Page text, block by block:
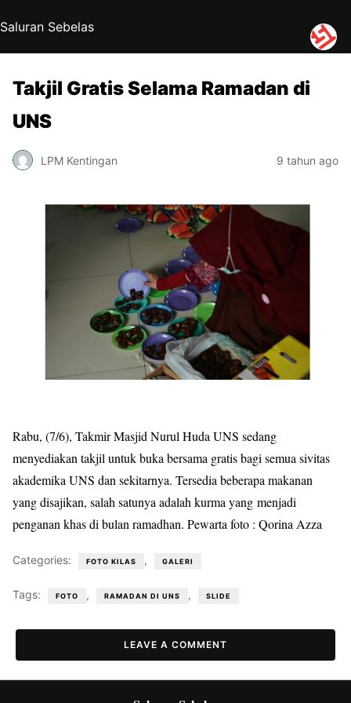
Saluran Sebelas
Takjil Gratis Selama Ramadan di
UNS
LPM Kentingan 9 tahun ago
Rabu, (7/6), Takmir Masjid Nurul Huda UNS sedang
menyediakan takjil untuk buka bersama gratis bagi semua sivitas
akademika UNS dan sekitarnya. Tersedia beberapa makanan
yang disajikan, salah satunya adalah kurma yang menjadi
penganan khas di bulan ramadhan. Pewarta foto : Qorina Azza
Categories: FOTO KILAS , GALERI
Tags: FOTO , RAMADAN DI UNS , SLIDE
LEAVE A COMMENT